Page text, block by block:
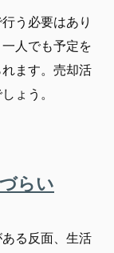
う必要はあり
人でも予定を
ます。売却活
ょう。
らい
る反面、生活